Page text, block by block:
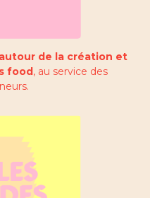
autour de la création et
food , au service des